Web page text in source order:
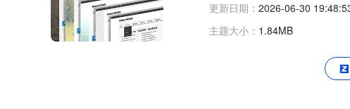
更新日期： 2026-06-30
主题大小： 1.84MB